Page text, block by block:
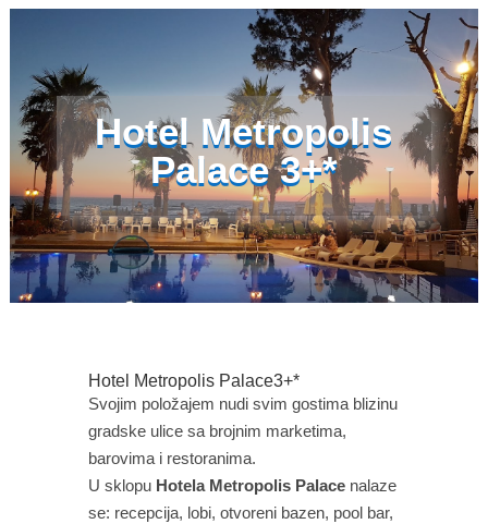
Hotel Metropolis Palace 3+*
Hotel Metropolis
Palace 3+*
Hotel Metropolis Palace3+*
Svojim položajem nudi svim gostima blizinu
gradske ulice sa brojnim marketima,
barovima i restoranima.
U sklopuHotela Metropolis Palacenalaze
se: recepcija, lobi, otvoreni bazen, pool bar,